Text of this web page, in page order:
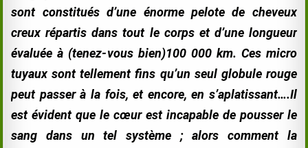
sont constitués d’une énorme pelote de cheveux
creux répartis dans tout le corps et d’une longueur
évaluée à (tenez-vous bien)100 000 km. Ces micro
tuyaux sont tellement fins qu’un seul globule rouge
peut passer à la fois, et encore, en s’aplatissant….Il
est évident que le cœur est incapable de pousser le
sang dans un tel système ; alors comment la